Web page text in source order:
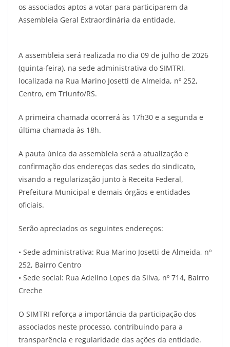
os associados aptos a votar para participarem da
Assembleia Geral Extraordinária da entidade.
A assembleia será realizada no dia 09 de julho de 2026
(quinta-feira), na sede administrativa do SIMTRI,
localizada na Rua Marino Josetti de Almeida, nº 252,
Centro, em Triunfo/RS.
A primeira chamada ocorrerá às 17h30 e a segunda e
última chamada às 18h.
A pauta única da assembleia será a atualização e
confirmação dos endereços das sedes do sindicato,
visando a regularização junto à Receita Federal,
Prefeitura Municipal e demais órgãos e entidades
oficiais.
Serão apreciados os seguintes endereços:
• Sede administrativa: Rua Marino Josetti de Almeida, nº
252, Bairro Centro
• Sede social: Rua Adelino Lopes da Silva, nº 714, Bairro
Creche
O SIMTRI reforça a importância da participação dos
associados neste processo, contribuindo para a
transparência e regularidade das ações da entidade.